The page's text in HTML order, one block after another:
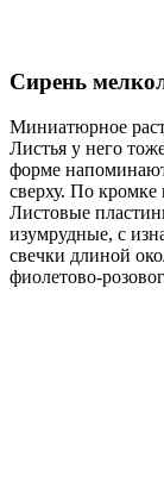
Сирень
Миниатюрное
Листья у него
форме
сверху. По кромке
Листовые
изумрудные, с
свечки длиной
фиолетово-